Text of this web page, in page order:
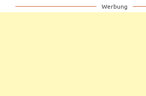
Werbung